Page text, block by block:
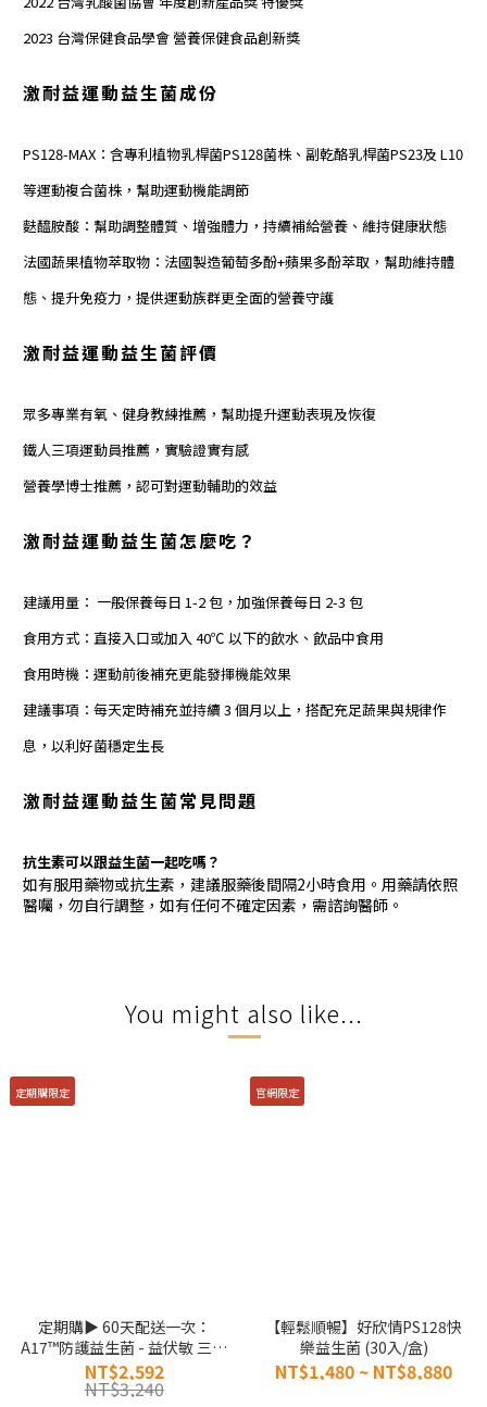
2023 台灣保健食品學會營養保健食品創新獎
激耐益運動益生菌成份
PS128-MAX：含專利植物乳桿菌PS128菌株、 副乾酪乳桿菌PS23及 L10
等運動複合菌株，幫助運動機能調節
麩醯胺酸：幫助調整體質、增強體力，持續補給營養、維持健康狀態
法國蔬果植物萃取物 ：法國製造葡萄多酚+蘋果多酚萃取，幫助維持體
態、提升免疫力，提供運動族群更全面的營養守護
激耐益運動益生菌評價
眾多專業有氧、 健身教練推薦 ，幫助提升運動表現及恢復
鐵人三項運動員推薦，實驗證實有感
營養學博士推薦，認可對運動輔助的效益
激耐益運動益生菌怎麼吃？
建議用量： 一般保養每日 1-2 包，加強保養每日 2-3 包
食用方式：直接入口或加入 40℃ 以下的飲水、飲品中食用
食用時機：運動前後補充更能發揮機能效果
建議事項：每天定時補充並持續 3 個月以上，搭配充足蔬果與規律作
息，以利好菌穩定生長
激耐益運動益生菌常見問題
抗生素可以跟益生菌一起吃嗎？
如有服用藥物或抗生素，建議服藥後間隔2小時食用。用藥請依照
醫囑，勿自行調整，如有任何不確定因素，需諮詢醫師。
You might also like...
定期購限定
定期購▶ 60天配送一次：
A17™防護益生菌 - 益伏敏 三入
組
NT$2,592
NT$3,240
官網限定
【輕鬆順暢】好欣情PS128快
樂益生菌 (30入/盒)
NT$1,480 ~ NT$8,880